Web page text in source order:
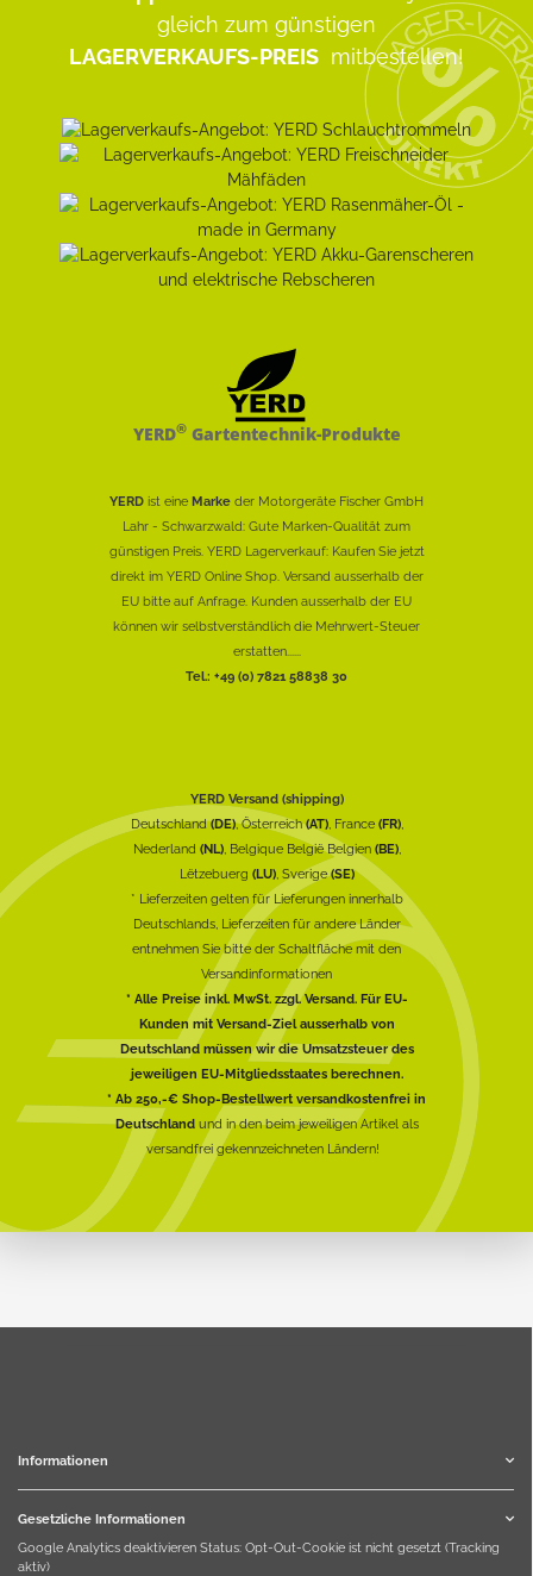
gleich zum günstigen
LAGERVERKAUFS-PREIS mitbestellen!
YERD®Gartentechnik-Produkte
YERD ist eine Marke der Motorgeräte Fischer GmbH
Lahr - Schwarzwald: Gute Marken-Qualität zum
günstigen Preis. YERD Lagerverkauf: Kaufen Sie jetzt
direkt im YERD Online Shop. Versand ausserhalb der
EU bitte auf Anfrage. Kunden ausserhalb der EU
können wir selbstverständlich die Mehrwert-Steuer
erstatten......
Tel.: +49 (0) 7821 58838 30
YERD Versand (shipping)
Deutschland(DE), Österreich(AT), France (FR),
Nederland (NL), Belgique België Belgien (BE),
Lëtzebuerg (LU), Sverige(SE)
* Lieferzeiten gelten für Lieferungen innerhalb
Deutschlands, Lieferzeiten für andere Länder
entnehmen Sie bitte der Schaltfläche mit den
Versandinformationen
* Alle Preise inkl. MwSt. zzgl. Versand. Für EU-
Kunden mit Versand-Ziel ausserhalb von
Deutschland müssen wir die Umsatzsteuer des
jeweiligen EU-Mitgliedsstaates berechnen.
* Ab 250,-€ Shop-Bestellwert versandkostenfrei in
Deutschlandund in den beim jeweiligen Artikel als
versandfrei gekennzeichneten Ländern!
Informationen
Gesetzliche Informationen
Google Analytics deaktivieren Status: Opt-Out-Cookie ist nicht gesetzt (Tracking
aktiv)